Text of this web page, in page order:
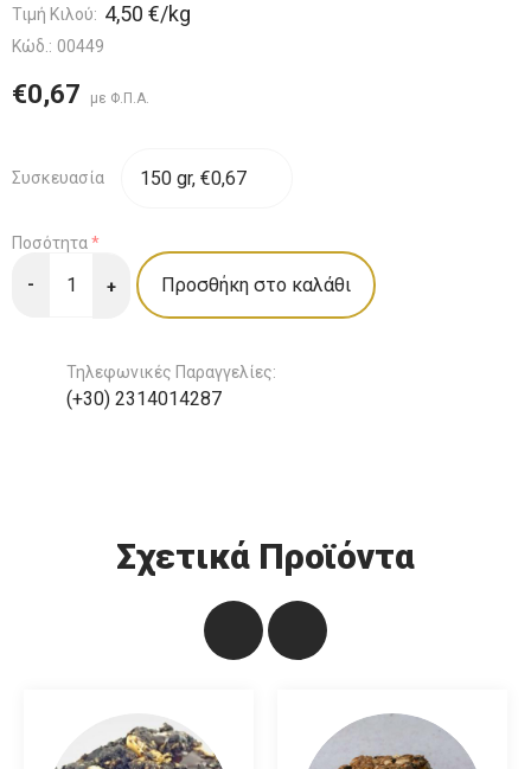
Τιμή Κιλού: 4,50 €/kg
Κώδ.: 00449
€0,67
Συσκευασία
Ποσότητα*
+
-
Τηλεφωνικές Παραγγελίες:
(+30) 2314014287
Σχετικά Προϊόντα
Μαξιλαράκια
σοκολάτας